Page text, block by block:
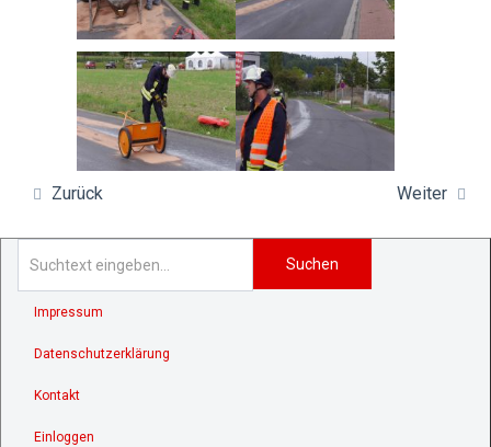
Zurück Weiter
Suchen
Impressum
Datenschutzerklärung
Kontakt
Einloggen